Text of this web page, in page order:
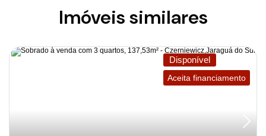
Imóveis similares
Disponível
Aceita financiamento